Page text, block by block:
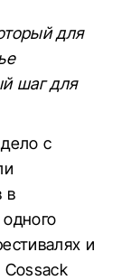
для
шаг для
с
в
и
Cossack